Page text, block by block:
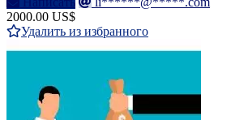
2000.00 US$
Удалить из избранного